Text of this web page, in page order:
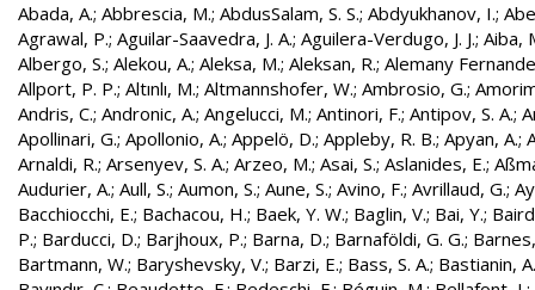
Abada, A.; Abbrescia, M.; AbdusSalam, S. S.; Abdyukhanov, I.;
Agrawal, P.; Aguilar-Saavedra, J. A.; Aguilera-Verdugo, J. J.; Aiba,
Albergo, S.; Alekou, A.; Aleksa, M.; Aleksan, R.; Alemany
Allport, P. P.; Altınlı, M.; Altmannshofer, W.; Ambrosio, G.;
Andris, C.; Andronic, A.; Angelucci, M.; Antinori, F.; Antipov, S. A.;
Apollinari, G.; Apollonio, A.; Appelö, D.; Appleby, R. B.; Apyan, A.;
Arnaldi, R.; Arsenyev, S. A.; Arzeo, M.; Asai, S.; Aslanides, E.;
Audurier, A.; Aull, S.; Aumon, S.; Aune, S.; Avino, F.; Avrillaud, G.;
Bacchiocchi, E.; Bachacou, H.; Baek, Y. W.; Baglin, V.; Bai, Y.;
P.; Barducci, D.; Barjhoux, P.; Barna, D.; Barnaföldi, G. G.;
Bartmann, W.; Baryshevsky, V.; Barzi, E.; Bass, S. A.; Bastianin, A.